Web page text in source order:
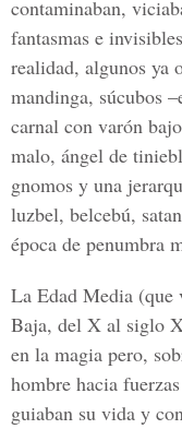
contaminaban,
fantasmas e
realidad, algunos ya
mandinga, súcubos
carnal con varón
malo, ángel de
gnomos y una
luzbel, belcebú,
época de penumbra
La Edad Media
Baja, del X al siglo
en la magia pero,
hombre hacia
guiaban su vida y